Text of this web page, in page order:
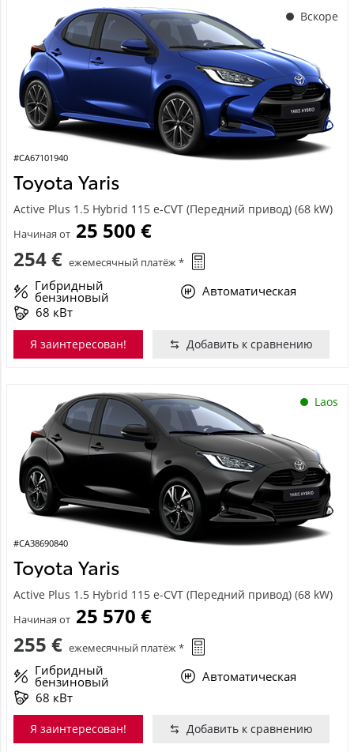
Вскоре
#CA67101940
Toyota Yaris
Active Plus 1.5 Hybrid 115 e-CVT (Передний привод) (68 kW)
Начиная от 25 500 €
254 € ежемесячный платёж *
Гибридный
бензиновый
Автоматическая
68 кВт
Я заинтересован! Добавить к сравнению
Laos
#CA38690840
Toyota Yaris
Active Plus 1.5 Hybrid 115 e-CVT (Передний привод) (68 kW)
Начиная от 25 570 €
255 € ежемесячный платёж *
Гибридный
бензиновый
Автоматическая
68 кВт
Я заинтересован! Добавить к сравнению